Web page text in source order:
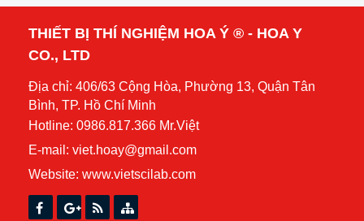
THIẾT BỊ THÍ NGHIỆM HOA Ý ® - HOA Y
CO., LTD
Địa chỉ: 406/63 Cộng Hòa, Phường 13, Quận Tân
Bình, TP. Hồ Chí Minh
Hotline: 0986.817.366 Mr.Việt
E-mail: viet.hoay@gmail.com
Website: www.vietscilab.com